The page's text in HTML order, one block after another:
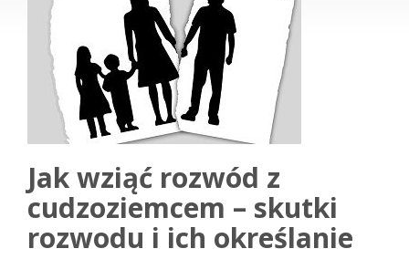
Jak wziąć rozwód z
cudzoziemcem – skutki
rozwodu i ich określanie